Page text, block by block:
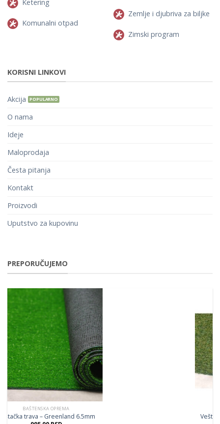
Ketering
Komunalni otpad
Zemlje i djubriva za biljke
Zimski program
KORISNI LINKOVI
Akcija
O nama
Ideje
Maloprodaja
Česta pitanja
Kontakt
Proizvodi
Uputstvo za kupovinu
PREPORUČUJEMO
OPREMA
Greenland 6.5mm
Veštačka trava –